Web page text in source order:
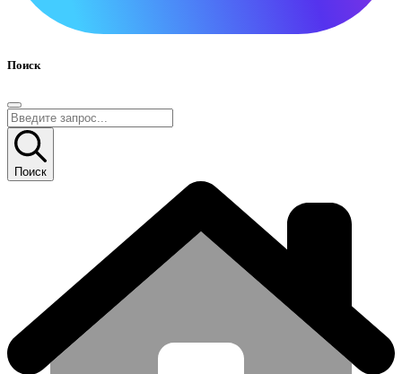
Поиск
Поиск